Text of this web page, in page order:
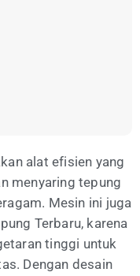
alat efisien yang
menyaring tepung
Mesin ini juga
Terbaru, karena
tinggi untuk
Dengan desain